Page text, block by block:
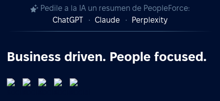
Pedile a la IA un resumen de PeopleForce:
ChatGPT
Claude Perplexity
Business driven. People focused.